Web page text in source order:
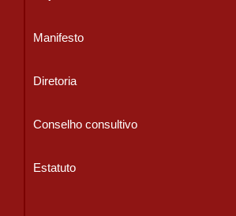
Manifesto
Diretoria
Conselho consultivo
Estatuto